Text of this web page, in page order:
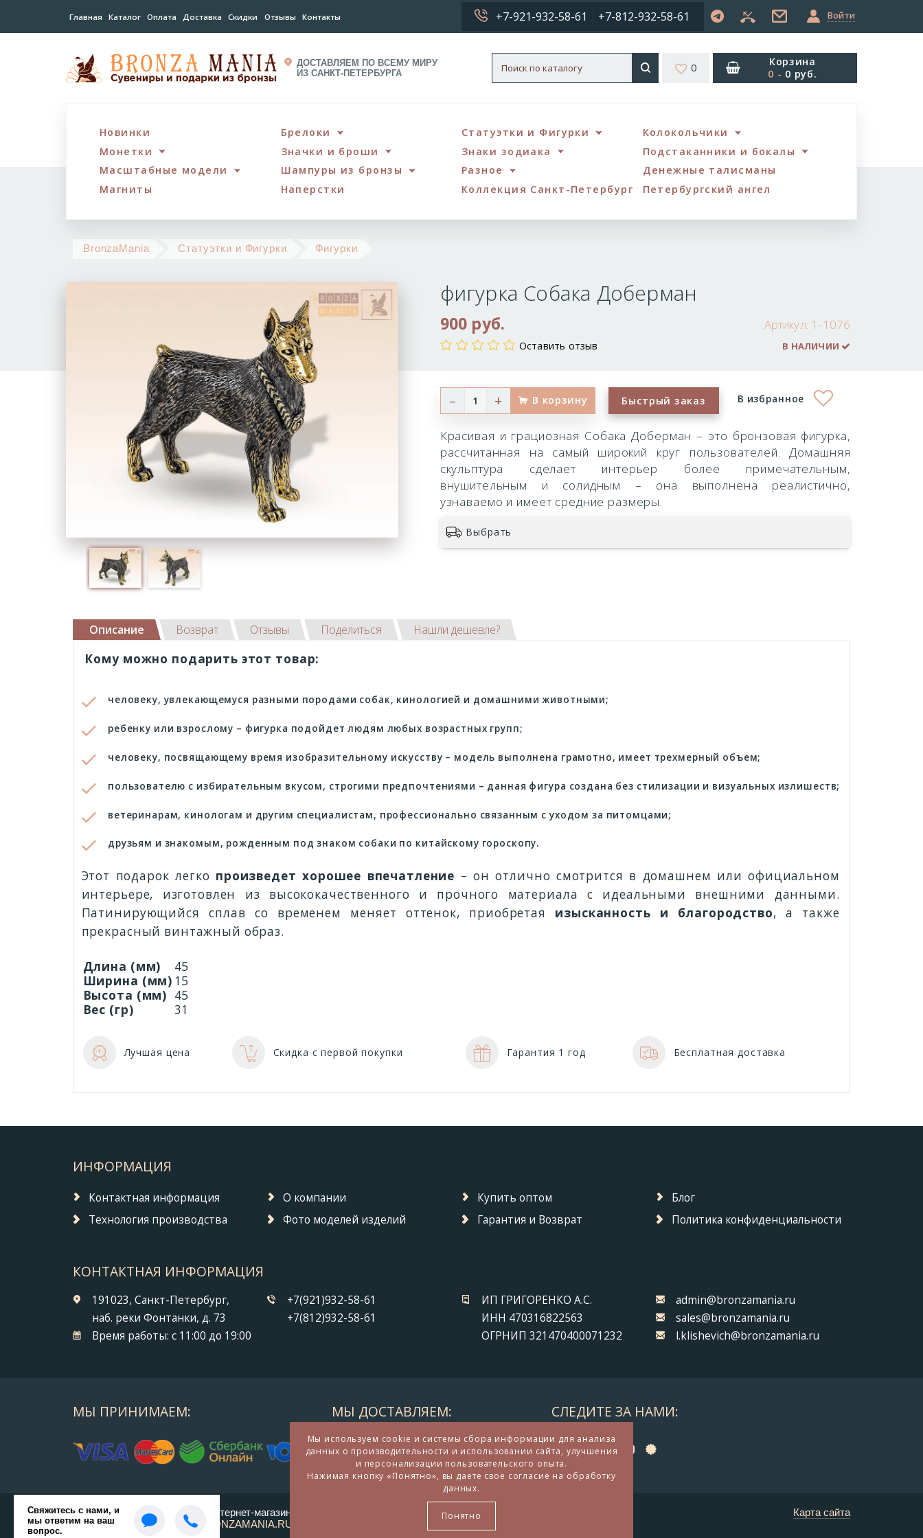
Главная Каталог Оплата Доставка Скидки Отзывы Контакты +7-921-932-58-61 +7-812-932-58-61 Войти
ДОСТАВЛЯЕМ ПО ВСЕМУ МИРУ
ИЗ САНКТ-ПЕТЕРБУРГА
0
Корзина
0 - 0 руб.
Новинки Брелоки Статуэтки и Фигурки
Колокольчики
Монетки
Значки и броши Знаки зодиака
Подстаканники и бокалы
Масштабные модели
Шампуры из бронзы Разное
Денежные талисманы
Магниты
Наперстки Коллекция Санкт-Петербург Петербургский ангел
BronzaMania Статуэтки и Фигурки Фигурки
Доберман
фигурка Собака Доберман
Артикул: 1-1076
В НАЛИЧИИ
900 руб.
Оставить отзыв
– + В корзину Быстрый заказ В избранное
Красивая и грациозная Собака Доберман – это бронзовая фигурка,
рассчитанная на самый широкий круг пользователей. Домашняя
скульптура сделает интерьер более примечательным,
внушительным и солидным – она выполнена реалистично,
узнаваемо и имеет средние размеры.
Выбрать
Описание Возврат Отзывы Поделиться Нашли дешевле?
Кому можно подарить этот товар:
человеку, увлекающемуся разными породами собак, кинологией и домашними животными;
ребенку или взрослому – фигурка подойдет людям любых возрастных групп;
человеку, посвящающему время изобразительному искусству – модель выполнена грамотно, имеет трехмерный объем;
пользователю с избирательным вкусом, строгими предпочтениями – данная фигура создана без стилизации и визуальных излишеств;
ветеринарам, кинологам и другим специалистам, профессионально связанным с уходом за питомцами;
друзьям и знакомым, рожденным под знаком собаки по китайскому гороскопу.
Этот подарок легко произведет хорошее впечатление – он отлично смотрится в домашнем или официальном
интерьере, изготовлен из высококачественного и прочного материала с идеальными внешними данными.
Патинирующийся сплав со временем меняет оттенок, приобретая изысканность и благородство, а также
прекрасный винтажный образ.
Длина (мм)
45
Ширина (мм) 15
Высота (мм) 45
Вес (гр)
31
Лучшая цена Скидка с первой покупки Гарантия 1 год Бесплатная доставка
ИНФОРМАЦИЯ
Контактная информация О компании Купить оптом
Блог
Технология производства
Фото моделей изделий Гарантия и Возврат Политика конфиденциальности
КОНТАКТНАЯ ИНФОРМАЦИЯ
191023, Санкт-Петербург,
наб. реки Фонтанки, д. 73
Время работы: с 11:00 до 19:00
+7(921)932-58-61
+7(812)932-58-61
ИП ГРИГОРЕНКО А.С.
ИНН 470316822563
ОГРНИП 321470400071232
admin@bronzamania.ru
sales@bronzamania.ru
l.klishevich@bronzamania.ru
МЫ ПРИНИМАЕМ: МЫ ДОСТАВЛЯЕМ: СЛЕДИТЕ ЗА НАМИ:
© 2014-2026 БронзаМания -
Интернет-магазин подарков и сувениров из бронзы
ВСЕ ПРАВА ЗАЩИЩЕНЫ BRONZAMANIA.RU®
Карта сайта
Мы используем cookie и системы сбора информации для анализа
данных о производительности и использовании сайта, улучшения
и персонализации пользовательского опыта.
Нажимая кнопку «Понятно», вы даете свое согласие на обработку
данных.
Понятно